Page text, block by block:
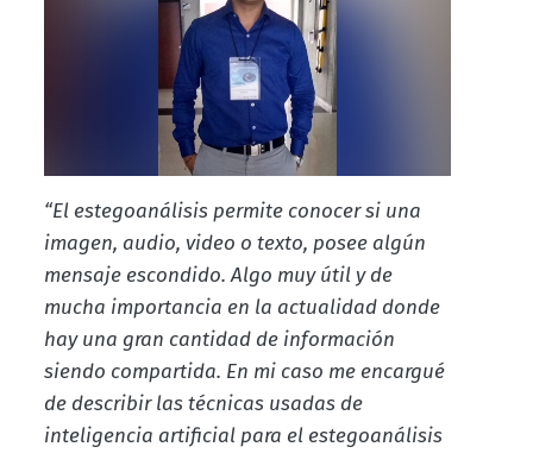
“El estegoanálisis permite conocer si una
imagen, audio, video o texto, posee algún
mensaje escondido. Algo muy útil y de
mucha importancia en la actualidad donde
hay una gran cantidad de información
siendo compartida. En mi caso me encargué
de describir las técnicas usadas de
inteligencia artificial para el estegoanálisis